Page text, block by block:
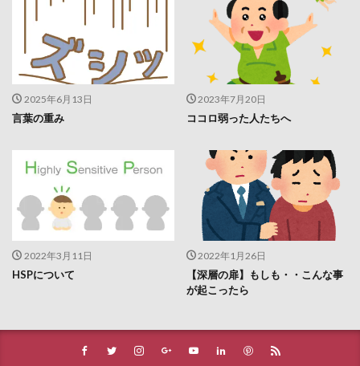
2025年6月13日
言葉の重み
2023年7月20日
ココロ弱った人たちへ
2022年3月11日
HSPについて
2022年1月26日
【深層の扉】もしも・・こんな事
が起こったら